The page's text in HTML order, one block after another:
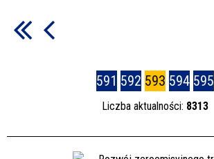
591 592 593 594 595
Liczba aktualności: 8313